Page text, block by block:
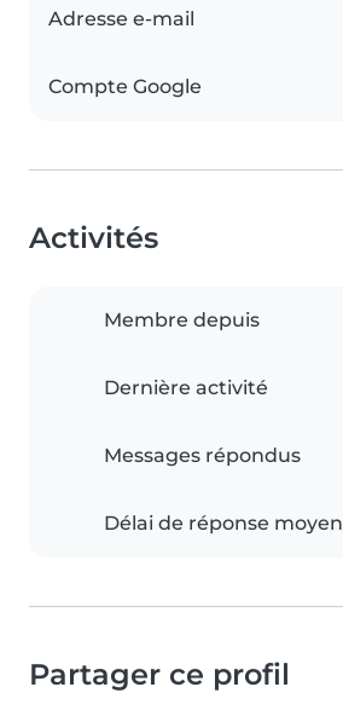
Adresse e-mail
Compte Google
Activités
Membre depuis
Dernière activité
Messages répondus
Délai de réponse moyen
Partager ce profil